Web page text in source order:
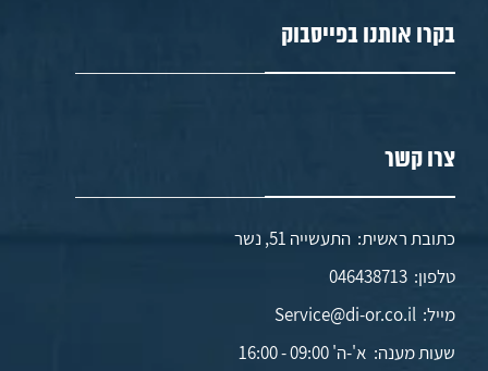
בקרו אותנו בפייסבוק
צרו קשר
כתובת ראשית: התעשייה 51, נשר
טלפון:046438713
מייל:Service@di-or.co.il
שעות מענה: א'-ה' 09:00 - 16:00